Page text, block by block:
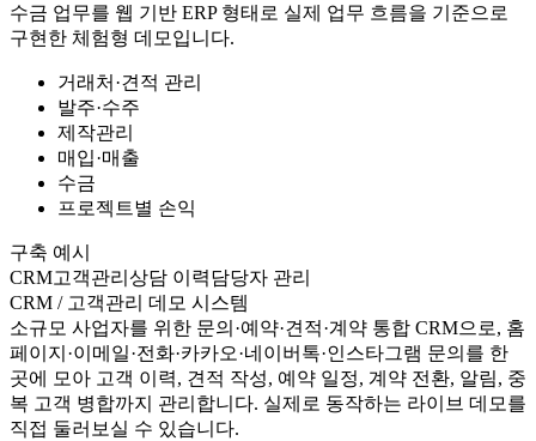
수금 업무를 웹 기반 ERP 형태로 실제 업무 흐름을 기준으로
구현한 체험형 데모입니다.
거래처·견적 관리
발주·수주
제작관리
매입·매출
수금
프로젝트별 손익
구축 예시
CRM고객관리 상담 이력담당자 관리
CRM / 고객관리 데모 시스템
소규모 사업자를 위한 문의·예약·견적·계약 통합 CRM으로, 홈
페이지·이메일·전화·카카오·네이버톡·인스타그램 문의를 한
곳에 모아 고객 이력, 견적 작성, 예약 일정, 계약 전환, 알림, 중
복 고객 병합까지 관리합니다. 실제로 동작하는 라이브 데모를
직접 둘러보실 수 있습니다.